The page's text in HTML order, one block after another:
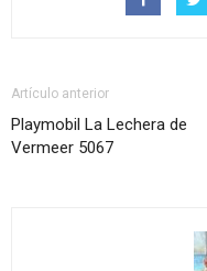
Artículo anterior
Playmobil La Lechera de
Vermeer 5067